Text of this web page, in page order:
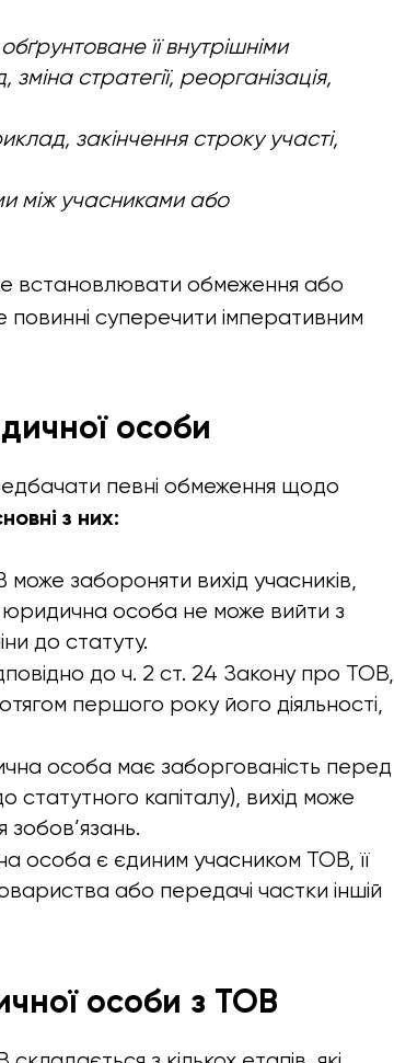
її внутрішніми
стратегії, реорганізація,
закінчення строку участі,
між учасниками або
встановлювати обмеження або
суперечити імперативним
особи
певні обмеження щодо
з них:
забороняти вихід учасників,
особа не може вийти з
до статуту.
до ч. 2 ст. 24 Закону про ТОВ,
першого року його діяльності,
особа має заборгованість перед
капіталу), вихід може
особа є єдиним учасником ТОВ, її
або передачі частки іншій
особи з ТОВ